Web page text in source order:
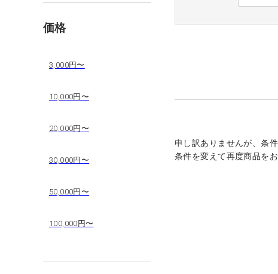
価格
3,000円〜
10,000円〜
20,000円〜
30,000円〜
50,000円〜
100,000円〜
申し訳ありませんが、条
条件を変えて再度商品をお